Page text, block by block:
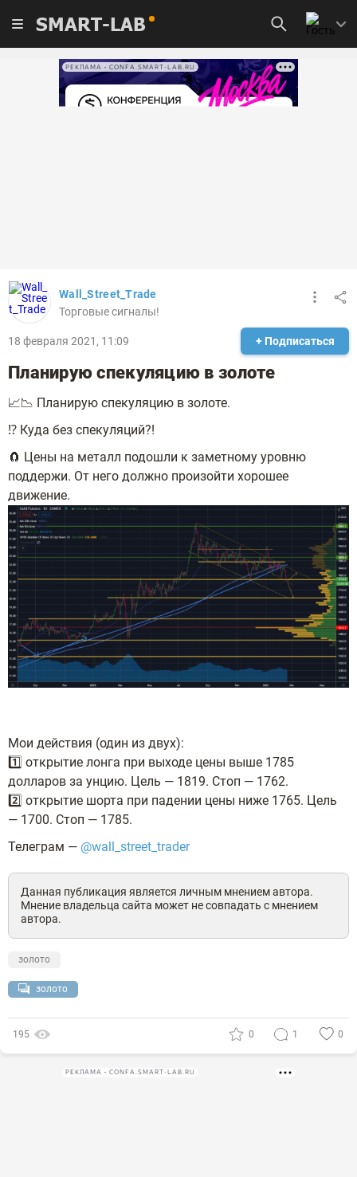
SMART-LAB
РЕКЛАМА • CONFA.SMART-LAB.RU
Wall_Street_Trade
Торговые сигналы!
18 февраля 2021, 11:09 + Подписаться
Планирую спекуляцию в золоте
📈📉 Планирую спекуляцию в золоте.
⁉️ Куда без спекуляций?!
🧲 Цены на металл подошли к заметному уровню
поддержи. От него должно произойти хорошее
движение.
Мои действия (один из двух):
1️⃣ открытие лонга при выходе цены выше 1785
долларов за унцию. Цель — 1819. Стоп — 1762.
2️⃣ открытие шорта при падении цены ниже 1765. Цель
— 1700. Стоп — 1785.
Телеграм — @wall_street_trader
Данная публикация является личным мнением автора.
Мнение владельца сайта может не совпадать с мнением
автора.
золото
золото
195 0 1 0
РЕКЛАМА • CONFA.SMART-LAB.RU